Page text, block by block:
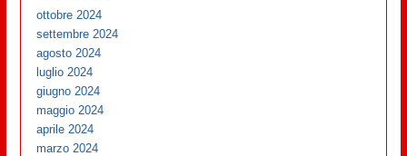
ottobre 2024
settembre 2024
agosto 2024
luglio 2024
giugno 2024
maggio 2024
aprile 2024
marzo 2024